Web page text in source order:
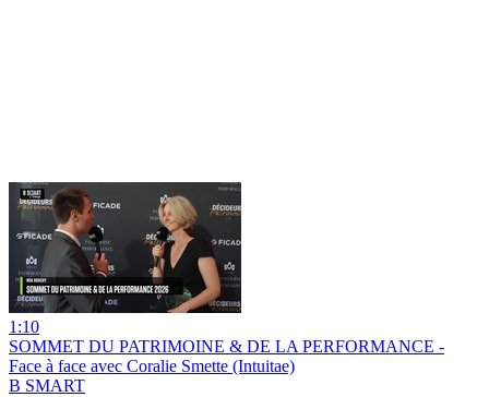
1:10
SOMMET DU PATRIMOINE & DE LA PERFORMANCE -
Face à face avec Coralie Smette (Intuitae)
B SMART